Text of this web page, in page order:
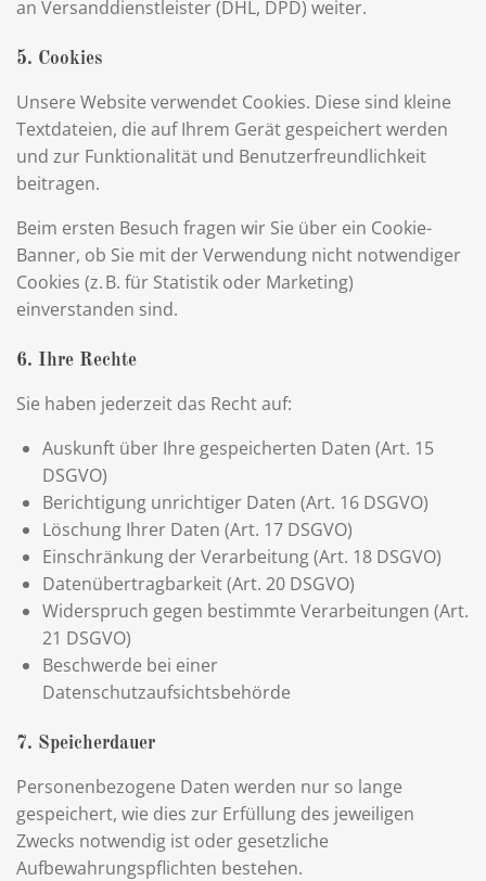
an Versanddienstleister (DHL, DPD) weiter.
5. Cookies
Unsere Website verwendet Cookies. Diese sind kleine
Textdateien, die auf Ihrem Gerät gespeichert werden
und zur Funktionalität und Benutzerfreundlichkeit
beitragen.
Beim ersten Besuch fragen wir Sie über ein Cookie-
Banner, ob Sie mit der Verwendung nicht notwendiger
Cookies (z. B. für Statistik oder Marketing)
einverstanden sind.
6. Ihre Rechte
Sie haben jederzeit das Recht auf:
Auskunft über Ihre gespeicherten Daten (Art. 15
DSGVO)
Berichtigung unrichtiger Daten (Art. 16 DSGVO)
Löschung Ihrer Daten (Art. 17 DSGVO)
Einschränkung der Verarbeitung (Art. 18 DSGVO)
Datenübertragbarkeit (Art. 20 DSGVO)
Widerspruch gegen bestimmte Verarbeitungen (Art.
21 DSGVO)
Beschwerde bei einer
Datenschutzaufsichtsbehörde
7. Speicherdauer
Personenbezogene Daten werden nur so lange
gespeichert, wie dies zur Erfüllung des jeweiligen
Zwecks notwendig ist oder gesetzliche
Aufbewahrungspflichten bestehen.